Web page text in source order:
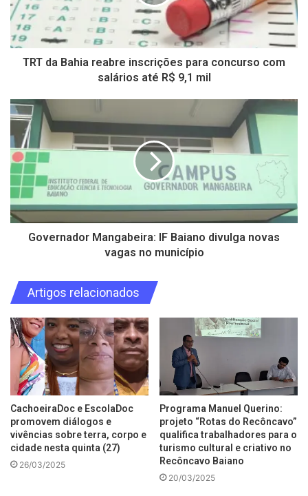
TRT da Bahia reabre inscrições para concurso com
salários até R$ 9,1 mil
Governador Mangabeira: IF Baiano divulga novas
vagas no município
Artigos relacionados
CachoeiraDoc e EscolaDoc
promovem diálogos e
vivências sobre terra, corpo e
cidade nesta quinta (27)
26/03/2025
Programa Manuel Querino:
projeto “Rotas do Recôncavo”
qualifica trabalhadores para o
turismo cultural e criativo no
Recôncavo Baiano
20/03/2025